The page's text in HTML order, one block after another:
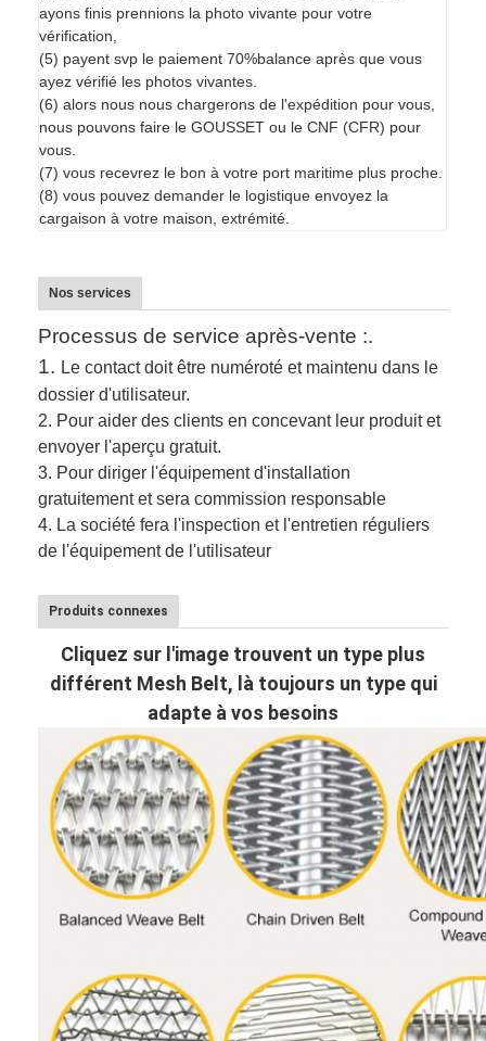
ayons finis prennions la photo vivante pour votre
vérification,
(5) payent svp le paiement 70%balance après que vous
ayez vérifié les photos vivantes.
(6) alors nous nous chargerons de l'expédition pour vous,
nous pouvons faire le GOUSSET ou le CNF (CFR) pour
vous.
(7) vous recevrez le bon à votre port maritime plus proche.
(8) vous pouvez demander le logistique envoyez la
cargaison à votre maison, extrémité.
Nos services
Processus de service après-vente :.
1. Le contact doit être numéroté et maintenu dans le
dossier d'utilisateur.
2. Pour aider des clients en concevant leur produit et
envoyer l'aperçu gratuit.
3. Pour diriger l'équipement d'installation
gratuitement et sera commission responsable
4. La société fera l'inspection et l'entretien réguliers
de l'équipement de l'utilisateur
Produits connexes
Cliquez sur l'image trouvent un type plus
différent Mesh Belt, là toujours un type qui
adapte à vos besoins